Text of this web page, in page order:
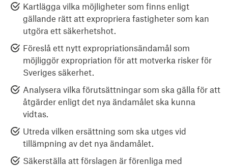
Kartlägga vilka möjligheter som finns enligt
gällande rätt att expropriera fastigheter som kan
utgöra ett säkerhetshot.
Föreslå ett nytt expropriationsändamål som
möjliggör expropriation för att motverka risker för
Sveriges säkerhet.
Analysera vilka förutsättningar som ska gälla för att
åtgärder enligt det nya ändamålet ska kunna
vidtas.
Utreda vilken ersättning som ska utges vid
tillämpning av det nya ändamålet.
Säkerställa att förslagen är förenliga med